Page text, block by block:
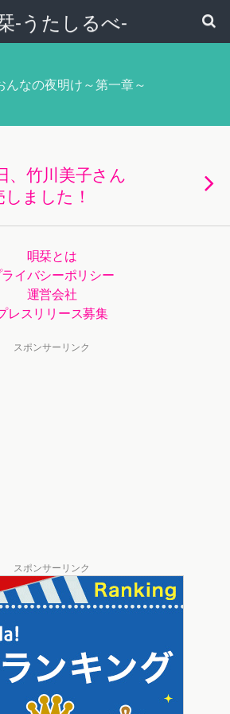
-うたしるべ-
んなの夜明け～第一章～
、竹川美子さん
ました！
唄栞とは
イバシーポリシー
運営会社
レスリリース募集
スポンサーリンク
スポンサーリンク